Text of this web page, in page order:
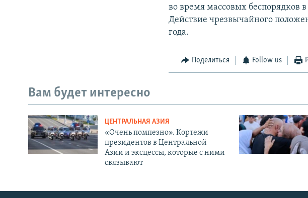
во время массовых беспорядков
Действие чрезвычайного
года.
Поделиться Follow us
Вам будет интересно
ЦЕНТРАЛЬНАЯ АЗИЯ
«Очень помпезно». Кортежи
президентов в Центральной
Азии и эксцессы, которые с ними
связывают